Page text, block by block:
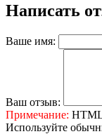
Написать
Ваше имя:
Ваш отзыв:
Примечание: HTML
Используйте